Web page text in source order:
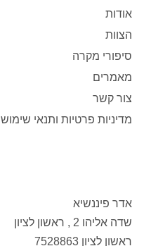
אודות
הצוות
סיפורי מקרה
מאמרים
צור קשר
מדיניות פרטיות ותנאי שימוש
אדר פיננשיא
שדה אליהו 2 , ראשון לציון
ראשון לציון 7528863